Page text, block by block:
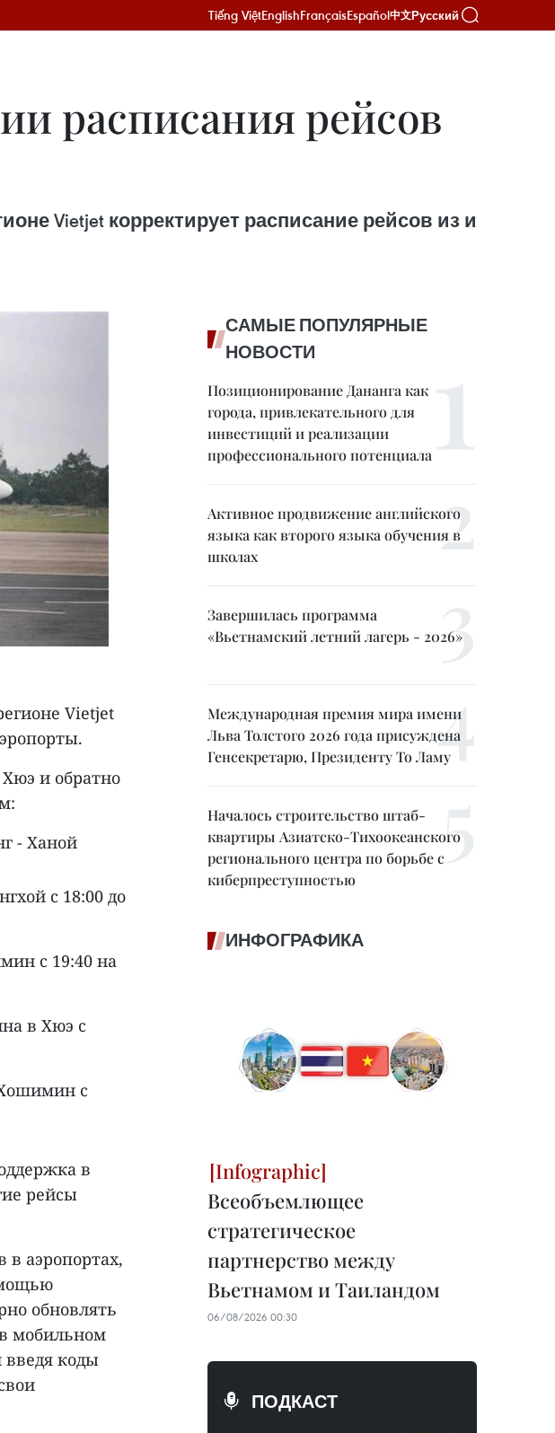
Tiếng ViệtEnglishFrançaisEspañol中文Русский
расписания рейсов
Vietjet корректирует расписание рейсов из и
Vietjet
и обратно
- Ханой
с 18:00 до
с 19:40 на
в Хюэ с
с
в
рейсы
аэропортах,
обновлять
мобильном
введя коды
САМЫЕ ПОПУЛЯРНЫЕ
НОВОСТИ
Позиционирование Дананга как
города, привлекательного для
инвестиций и реализации
профессионального потенциала
Активное продвижение английского
языка как второго языка обучения в
школах
Завершилась программа
«Вьетнамский летний лагерь - 2026»
Международная премия мира имени
Льва Толстого 2026 года присуждена
Генсекретарю, Президенту То Ламу
Началось строительство штаб-
квартиры Азиатско-Тихоокеанского
регионального центра по борьбе с
киберпреступностью
ИНФОГРАФИКА
Всеобъемлющее
стратегическое
партнерство между
Вьетнамом и Таиландом
06/08/2026 00:30
ПОДКАСТ